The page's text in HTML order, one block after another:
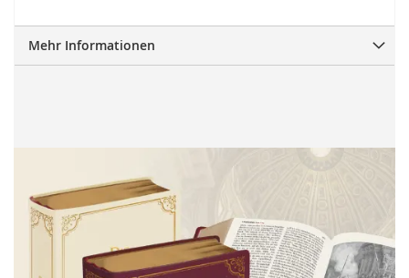
Mehr Informationen